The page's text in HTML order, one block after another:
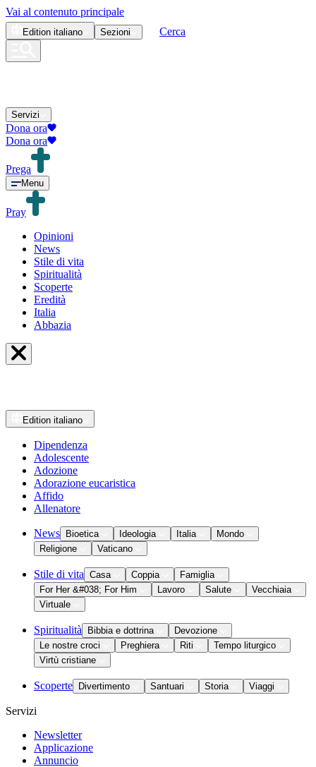
Vai al contenuto principale
Edition italiano Sezioni Cerca
Servizi
Dona ora
Dona ora
Prega
Menu
Pray
Opinioni
News
Stile di vita
Spiritualità
Scoperte
Eredità
Italia
Abbazia
Edition italiano
Dipendenza
Adolescente
Adozione
Adorazione eucaristica
Affido
Allenatore
News Bioetica Ideologia Italia
Mondo
Religione
Vaticano
Stile di vita Casa Coppia
Famiglia
For Her &#038; For Him
Lavoro Salute
Vecchiaia
Virtuale
Spiritualità Bibbia e dottrina
Devozione
Le nostre croci
Preghiera Riti
Tempo liturgico
Virtù cristiane
Scoperte Divertimento Santuari Storia Viaggi
Servizi
Newsletter
Applicazione
Annuncio